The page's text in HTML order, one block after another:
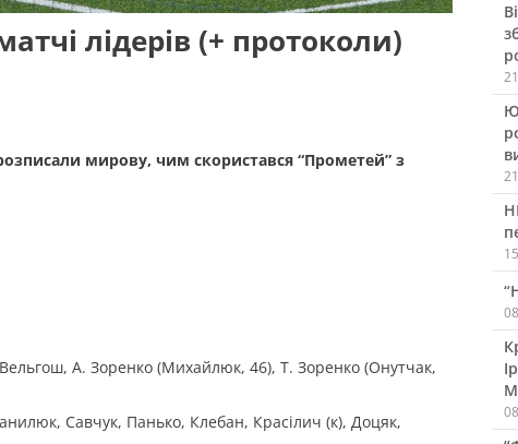
лідерів (+ протоколи)
мирову, чим скористався “Прометей” з
А. Зоренко (Михайлюк, 46), Т. Зоренко (Онутчак,
Савчук, Панько, Клебан, Красілич (к), Доцяк,